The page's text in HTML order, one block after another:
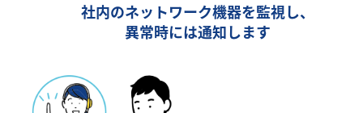
社内のネットワーク機器を監視し、
異常時には通知します